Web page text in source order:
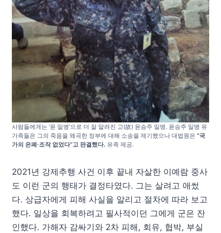
사람들에게는 ‘윤 일병’으로 더 잘 알려진 고(故) 윤승주 일병. 윤승주 일병 유
가족들은 그의 죽음을 왜곡한 정부에 대해 소송을 제기했으나 대법원은 “국
가의 은폐·조작 없었다”고 판결했다. 유족 제공.
2021년 강제추행 사건 이후 끝내 자살한 이예람 중사
도 이런 군의 행태가 결정타였다. 그는 살려고 애썼
다. 상급자에게 피해 사실을 알리고 절차에 따라 보고
했다. 일상을 회복하려고 필사적이던 그에게 군은 잔
인했다. 가해자 감싸기와 2차 피해, 회유, 협박, 부실